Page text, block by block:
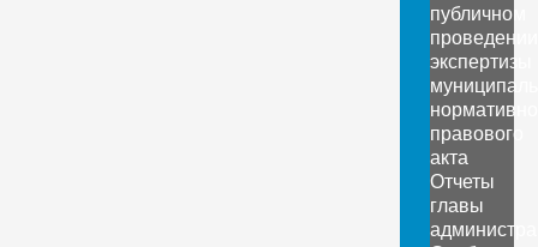
публичном
проведении
экспертизы
правового
акта
Отчеты
главы